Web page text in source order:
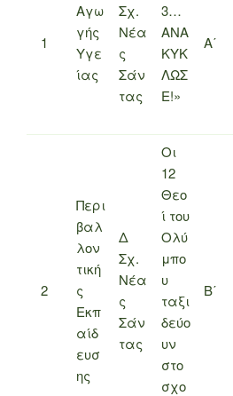
1
Αγω
γής
Υγε
ίας
Σχ.
Νέα
ς
Σάν
τας
3…
ΑΝΑ
ΚΥΚ
ΛΩΣ
Ε!»
Α΄
2
Περι
βαλ
λον
τική
ς
Εκπ
αίδ
ευσ
ης
Δ
Σχ.
Νέα
ς
Σάν
τας
Οι
12
Θεο
ί του
Ολύ
μπο
υ
ταξι
δεύο
υν
στο
σχο
Β΄